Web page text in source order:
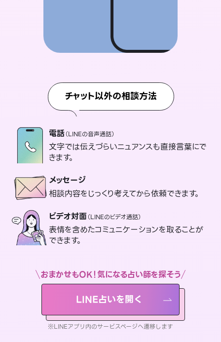
チャット以外の相談方法
電話（LINEの音声通話）
文字では伝えづらいニュアンスも直接言葉にで
きます。
メッセージ
相談内容をじっくり考えてから依頼できます。
ビデオ対面（LINEのビデオ通話）
表情を含めたコミュニケーションを取ることが
できます。
おまかせもOK！気になる占い師を探そう
LINE占いを開く
※LINEアプリ内のサービスページへ遷移します